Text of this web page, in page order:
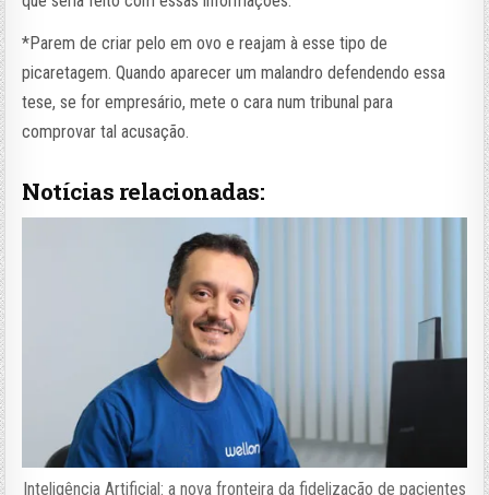
*Parem de criar pelo em ovo e reajam à esse tipo de
picaretagem. Quando aparecer um malandro defendendo essa
tese, se for empresário, mete o cara num tribunal para
comprovar tal acusação.
Notícias relacionadas:
Inteligência Artificial: a nova fronteira da fidelização de pacientes